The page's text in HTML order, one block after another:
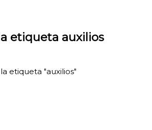
etiqueta auxilios
etiqueta "auxilios"